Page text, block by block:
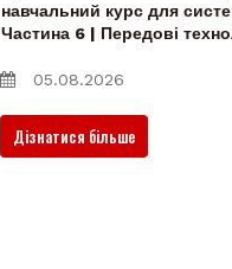
навчальний курс для
Частина 6 | Передові
05.08.2026
Дізнатися більше